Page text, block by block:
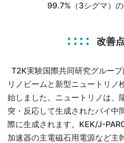
99.7%（3シグマ）
改善点
T2K実験国際共同研究グルー
リノビームと新型ニュートリノ
始しました。ニュートリノは、
突・反応して生成されたパイ中
際に生成されます。KEK/J-
加速器の主電磁石用電源など主